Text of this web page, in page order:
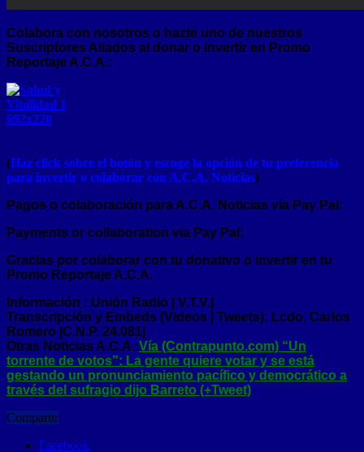
Colabora con nosotros o hazte uno de nuestros
Suscriptores Aliados al donar o invertir en Promo
Reportaje A.C.A.:
(Haz click sobre el botón y escoge la opción de tu preferencia
para invertir o colaborar con A.C.A. Noticias)
Pagos o colaboración para A.C.A. Noticias vía Pay Pal:
Payments or collaboration via Pay Pal:
Gracias por colaborar con tu donativo o invertir en tu
Promo Reportaje A.C.A.
Información : Unión Radio | V.T.V.|
Transcripción y Embeds (Videos | Tweets): Lcdo. Carlos
Romero |C.N.P. 24.081|
Otras Noticias A.C.A.:Vía (Contrapunto.com) “Un
torrente de votos”: La gente quiere votar y se está
gestando un pronunciamiento pacífico y democrático a
través del sufragio dijo Barreto (+Tweet)
Compartir
Facebook